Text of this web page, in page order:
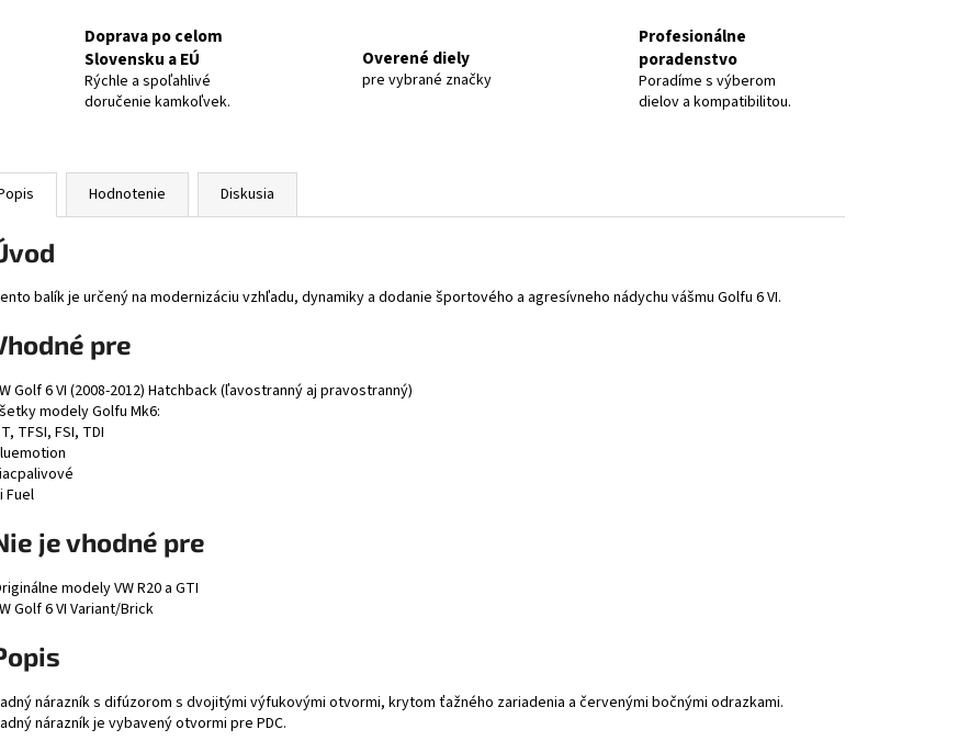
Doprava po celom
Slovensku a EÚ
Rýchle a spoľahlivé
doručenie kamkoľvek.
Overené diely
pre vybrané značky
Profesionálne
poradenstvo
Poradíme s výberom
dielov a kompatibilitou.
Hodnotenie Diskusia
balík je určený na modernizáciu vzhľadu, dynamiky a dodanie športového a agresívneho nádychu vášmu Golfu 6 VI.
pre
Golf 6 VI (2008-2012) Hatchback (ľavostranný aj pravostranný)
modely Golfu Mk6:
TFSI, FSI, TDI
Fuel
je vhodné pre
modely VW R20 a GTI
Golf 6 VI Variant/Brick
nárazník s difúzorom s dvojitými výfukovými otvormi, krytom ťažného zariadenia a červenými bočnými odrazkami.
nárazník je vybavený otvormi pre PDC.